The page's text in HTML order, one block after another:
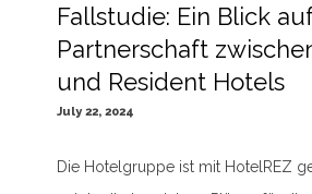
Fallstudie: Ein Blick
Partnerschaft
und Resident Hotels
July 22, 2024
Die Hotelgruppe ist mit HotelREZ